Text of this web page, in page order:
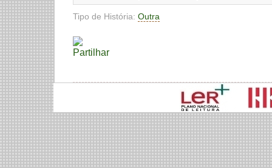
Tipo de História: Outra